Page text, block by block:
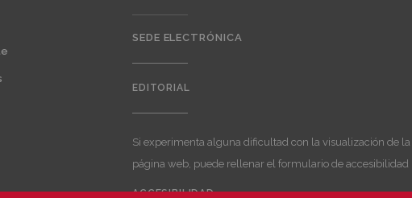
SEDE ELECTRÓNICA
EDITORIAL
Si experimenta alguna dificultad con la visualización de la
página web, puede rellenar el formulario de accesibilidad
ACCESIBILIDAD